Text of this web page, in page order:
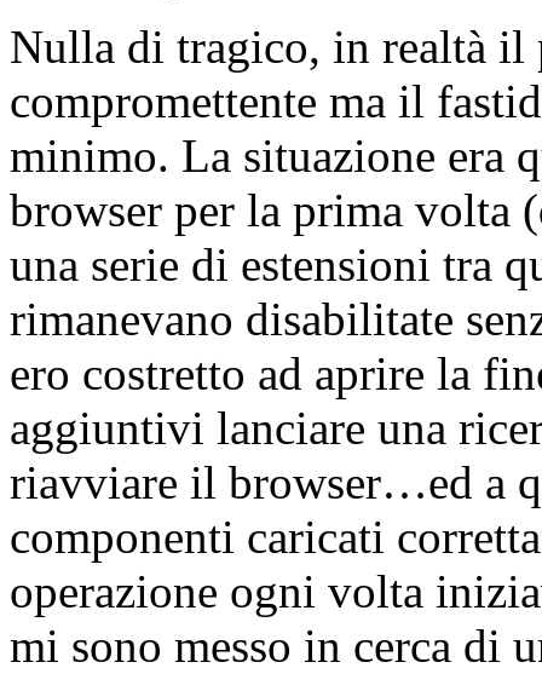
Nulla di tragico, in realtà il
compromettente ma il
minimo. La situazione era
browser per la prima volta
una serie di estensioni tra
rimanevano disabilitate
ero costretto ad aprire la
aggiuntivi lanciare una
riavviare il browser…ed a
componenti caricati
operazione ogni volta
mi sono messo in cerca di